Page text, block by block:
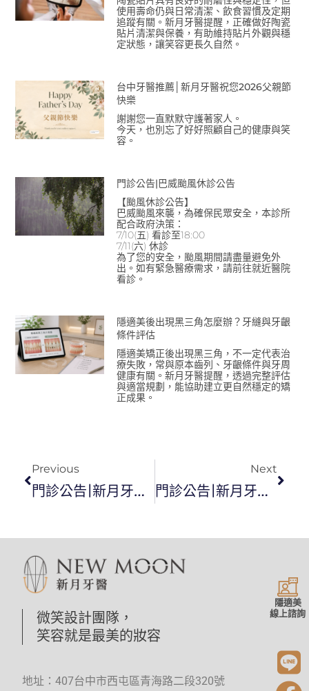
使用壽命仍與日常清潔、飲食習慣及定期
追蹤有關。新月牙醫提醒，正確做好陶瓷
貼片清潔與保養，有助維持貼片外觀與穩
定狀態，讓笑容更長久自然。
台中牙醫推薦│新月牙醫祝您2026父親節
快樂
謝謝您一直默默守護著家人。
今天，也別忘了好好照顧自己的健康與笑
容。
門診公告|巴威颱風休診公告
【颱風休診公告】
巴威颱風來襲，為確保民眾安全，本診所
配合政府決策：
7/10(五) 看診至18:00
7/11(六) 休診
為了您的安全，颱風期間請盡量避免外
出。如有緊急醫療需求，請前往就近醫院
看診。
隱適美後出現黑三角怎麼辦？牙縫與牙齦
條件評估
隱適美矯正後出現黑三角，不一定代表治
療失敗，常與原本齒列、牙齦條件與牙周
健康有關。新月牙醫提醒，透過完整評估
與適當規劃，能協助建立更自然穩定的矯
正成果。
Previous
門診公告|新月牙醫2026元旦門診安排
Next
門診公告|新月牙醫2026春節休診
微笑設計團隊，
笑容就是最美的妝容
地址：407台中市西屯區青海路二段320號
隱適美
線上諮詢